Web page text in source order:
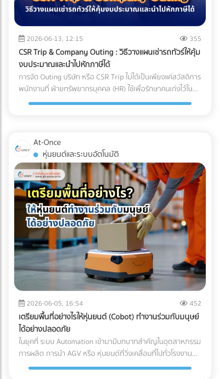
เลือกพาร์ทเนอร์ หรือ OEM โรงงานพลาสติกที่ได้รับการรับรอง
มาตรฐาน Cleanroom (ISO 14644) และระบบบริหารงาน
คุณภาพสำหรับเครื่องมือแพทย์ (ISO 13485) ไม่เพียงแต่ช่วยลด
ความเสี่ยงในการถูกตีกลับสินค้า (Product Recall) แต่ยัง
เป็นการสร้างความมั่นใจสูงสุดว่า ผลิตภัณฑ์ของคุณจะปลอดภัย
และพร้อมช่วยชีวิตผู้ป่วยได้อย่างแท้จริง
ผลิตชิ้นส่วน (OEM) ที่มีกระบวนการตรวจสอบคุณภาพแบบ
Standards หรือมาตรฐาน ISO) เท่านั้น การเปลี่ยนมุมมองจาก
การหา "อะไหล่ที่ถูกที่สุด" เป็น "อะไหล่ที่ลดความเสี่ยงได้มากที่สุด"
คือกุญแจสำคัญที่ทำให้องค์กรเติบโตอย่างยั่งยืน การเลือก
ซัพพลายเออร์จึงไม่ใช่แค่การเปรียบเทียบใบเสนอราคา แต่คือการ
มองหา "พาร์ทเนอร์เชิงกลยุทธ์" ที่สามารถช่วยควบคุม Total
Cost of Ownership ได้อย่างแท้จริง ท้ายที่สุดแล้ว การลงทุนกับ
ชิ้นส่วนที่มีคุณภาพตั้งแต่ต้นทาง ย่อมเป็นทางเลือกที่คุ้มค่ากว่า
ร้อน (Heat): อุณหภูมิที่สูงเกินไปจะเร่งกระบวนการสลายตัวของ
คลอโรฟิลล์ (Chlorophyll) ทำให้สีเขียวสว่างสดใส (Vibrant
Green) กลายเป็นสีเหลืองอมน้ำตาล (Yellowish-brown)
ออกซิเจน (Oxygen): ทำให้เกิดปฏิกิริยาออกซิเดชัน (Oxidation)
ซึ่งจะทำลายสารประกอบที่ให้กลิ่นหอม (Aroma) และสารต้าน
อนุมูลอิสระ (Catechins) ทำให้รสชาติอูมามิหายไป และเกิดความ
ขมฝาดขึ้นมาแทน ความชื้นและแสง (Moisture & Light): เร่งการ
เติบโตของจุลินทรีย์ และทำให้สีของชาซีดจางลงอย่างรวดเร็ว
Cold Chain Logistics ทำงานอย่างไรในเส้นทาง ญี่ปุ่น-ไทย?
รอยต่อ" (Seamless Temperature Control) ตั้งแต่หน้าฟาร์มที่
ญี่ปุ่นจนถึงประตูโรงงานในไทย 1. Origin (ต้นทางที่ญี่ปุ่น):
กระบวนการเริ่มต้นตั้งแต่หลังจากการบด ผงมัทฉะจะถูกบรรจุใน
ถุงฟอยล์ทึบแสงแบบสุญญากาศ หรือซีลพร้อมซองดูดออกซิเจน
ทันที จากนั้นจะถูกนำไปจัดเก็บในคลังสินค้าควบคุมอุณหภูมิ (มัก
จะต่ำกว่า 15°C หรือในบางเกรดอาจติดลบ) 2. Transit (ระหว่าง
การเดินทาง): การขนส่งทางเรือ (Ocean Freight) จากญี่ปุ่นมา
ไทยใช้เวลาประมาณ 10-14 วัน หากใช้ตู้คอนเทนเนอร์ปกติ (Dry
Container) อุณหภูมิภายในตู้อาจพุ่งสูงถึง 50-60°C ในตอน
กลางวัน ซึ่งจะอบผงมัทฉะจนเสื่อมสภาพทั้งหมด ธุรกิจ B2B จึง
ต้องเลือกใช้ ตู้คอนเทนเนอร์ควบคุมอุณหภูมิ (Reefer
Container) ที่สามารถตั้งค่าอุณหภูมิให้คงที่ตลอดการเดินทาง
ฝ่ามหาสมุทร 3. Destination (ปลายทางที่ไทย): เมื่อสินค้าถึง
ท่าเรือประเทศไทย ความท้าทายคือ "อุณหภูมิภายนอกที่ร้อนจัด"
กระบวนการเคลียร์สินค้าทางศุลกากร (Customs Clearance)
ต้องทำอย่างรวดเร็ว และขนถ่ายสินค้าขึ้นรถบรรทุกห้องเย็น
(Refrigerated Truck) ทันที เพื่อนำไปจัดเก็บในคลังสินค้าปรับ
อากาศของโรงงาน รอการเบิกจ่ายเข้าสู่สายพานการผลิตต่อไป
ผลตอบแทนของการลงทุนใน Cold Chain สำหรับโรงงาน F&B
หลายองค์กรอาจมองว่าค่าใช้จ่ายในระบบ Cold Chain Logistics
2026-06-13, 12:15 355
CSR Trip & Company Outing : วิธีวางแผนเช่ารถทัวร์ให้คุ้ม
งบประมาณและนำไปหักภาษีได้
การจัด Outing บริษัท หรือ CSR Trip ไม่ได้เป็นเพียงแค่สวัสดิการ
พนักงานที่ ฝ่ายทรัพยากรบุคคล (HR) ใช้เพื่อรักษาคนเก่งไว้ใน
องค์กรเท่านั้น แต่ในมุมมองของผู้บริหารและฝ่ายบัญชี กิจกรรม
หากมีการวางแผนอย่างถูกต้องตามข้อกำหนดของกรม
สรรพากร เงื่อนไขการนำค่าใช้จ่าย Outing & CSR ไปหักภาษี
บริษัท การจะตอบคำถามว่า "เช่ารถบัสจัดสัมมนา หักภาษีได้
ไหม?" ต้องพิจารณาเงื่อนไขหลัก ดังนี้: ต้องมีวัตถุประสงค์เพื่อ
การพัฒนาบุคลากร: กิจกรรมต้องมีกำหนดการ (Itinerary)
ชัดเจน เช่น มีการอบรมสัมมนา หรือทำกิจกรรม CSR ที่เป็น
ประโยชน์ต่อสังคม เป็นสิทธิประโยชน์ที่พนักงานทุกคนเข้าถึงได้:
ต้องเป็นการจัดเลี้ยงหรือสวัสดิการที่ให้สิทธิพนักงานทุกคนอย่าง
เท่าเทียม ไม่เลือกปฏิบัติเฉพาะกลุ่ม มีหลักฐานการจ่ายเงินที่ถูก
ต้อง: ต้องมีใบกำกับภาษี/ใบเสร็จรับเงินที่ระบุชื่อบริษัทของคุณ
อย่างครบถ้วน 3 เทคนิคเช่ารถทัวร์เหมาคันให้ "ประหยัดงบ" และ
ถูกต้องตามกฎหมาย การประเมินจำนวนคนและประเภทรถ
(Capacity Planning): เลือกรถให้พอดีกับจำนวนคน เช่น
พนักงาน 20 คน ควรเลือกมินิบัสแทนรถบัสขนาด 40 ที่นั่ง เพื่อ
ลดค่าใช้จ่ายส่วนเกิน การคำนวณเส้นทางและจุดแวะพัก: วางแผน
เส้นทางให้ชัดเจนเพื่อหลีกเลี่ยงการวิ่งรถอ้อม ซึ่งจะช่วยลดต้นทุน
ค่าน้ำมันและค่าล่วงเวลา (OT) ของคนขับรถ เลือกบริษัทรถเช่าที่
จดทะเบียนนิติบุคคล: ข้อนี้สำคัญที่สุด! เพื่อให้สามารถออก ใบ
กำกับภาษีค่าเช่ารถ และทำเอกสารหัก ณ ที่จ่ายได้อย่างถูกต้อง
ตามกฎหมาย เช็กลิสต์เอกสารที่ HR และจัดซื้อต้องเตรียมให้ฝ่าย
At-Once
หุ่นยนต์และระบบอัตโนมัติ
2026-06-05, 16:54 452
เตรียมพื้นที่อย่างไรให้หุ่นยนต์ (Cobot) ทำงานร่วมกับมนุษย์
ได้อย่างปลอดภัย
ในยุคที่ ระบบ Automation เข้ามามีบทบาทสำคัญในอุตสาหกรรม
การผลิต การนำ AGV หรือ หุ่นยนต์ที่วิ่งเคลื่อนที่ไปทั่วโรงงาน
เข้ามาใช้งาน แต่คำถามที่วิศวกรและผู้จัดการโรงงานต้องตอบให้